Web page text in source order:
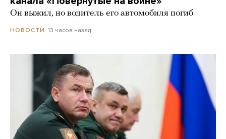
Он выжил, но водитель его автомобиля погиб
НОВОСТИ 13 часов назад